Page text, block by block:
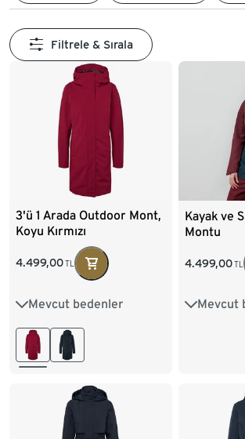
Filtrele & Sırala
3'ü 1 Arada Outdoor Mont,
Koyu Kırmızı
4.499,00TL
Mevcut bedenler
36 38 40 42
44 46
Kayak ve
Montu
4.499,00TL
Mevcut
34 36